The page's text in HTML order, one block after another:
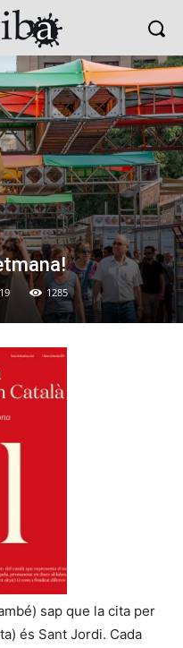
1285
sap que la cita per
és Sant Jordi. Cada